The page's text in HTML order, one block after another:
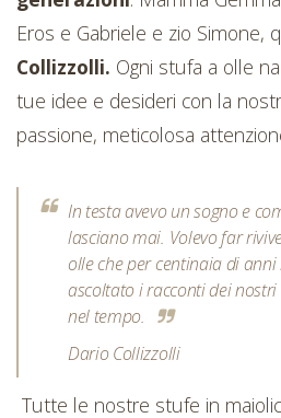
Eros e Gabriele e zio Simone,
Collizzolli. Ogni stufa a olle
tue idee e desideri con la
passione, meticolosa
In testa avevo un sogno e
lasciano mai. Volevo far
olle che per centinaia di
ascoltato i racconti dei
nel tempo.
Dario Collizzolli
Tutte le nostre stufe in